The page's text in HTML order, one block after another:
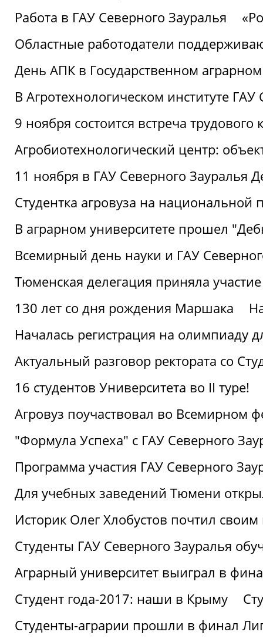
Работа в ГАУ Северного Зауралья
Областные работодатели
День АПК в Государственном
В Агротехнологическом институте
9 ноября состоится встреча трудового
Агробиотехнологический центр:
11 ноября в ГАУ Северного Зауралья
Студентка агровуза на национальной
В аграрном университете прошел
Всемирный день науки и ГАУ
Тюменская делегация приняла
130 лет со дня рождения Маршака
Началась регистрация на олимпиаду
Актуальный разговор ректората со
16 студентов Университета во II туре!
Агровуз поучаствовал во Всемирном
"Формула Успеха" с ГАУ Северного
Программа участия ГАУ Северного
Для учебных заведений Тюмени
Историк Олег Хлобустов почтил
Студенты ГАУ Северного Зауралья
Аграрный университет выиграл в
Студент года-2017: наши в Крыму
Студенты-аграрии прошли в финал